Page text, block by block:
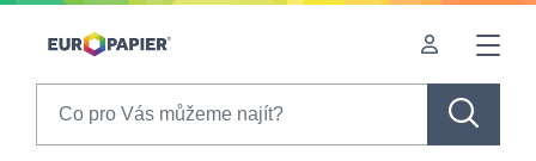
Table Of Content